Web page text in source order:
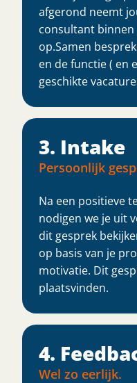
afgerond neemt
consultant
op.Samen
en de functie ( en
geschikte
3. Intake
Persoonlijk
Na een positieve
nodigen we je uit
dit gesprek
op basis van je
motivatie. Dit
plaatsvinden.
4.
Wel zo eerlijk.